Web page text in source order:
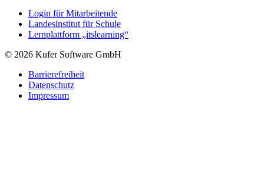
Login für Mitarbeitende
Landesinstitut für Schule
Lernplattform „itslearning“
© 2026 Kufer Software GmbH
Barrierefreiheit
Datenschutz
Impressum